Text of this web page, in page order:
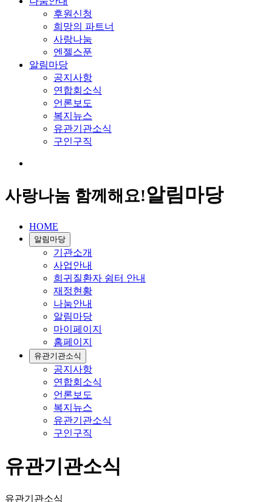
후원신청
희망의 파트너
사랑나눔
엔젤스푼
알림마당
공지사항
연합회소식
언론보도
복지뉴스
유관기관소식
구인구직
사랑나눔 함께해요!알림마당
HOME
알림마당
기관소개
사업안내
희귀질환자 쉼터 안내
재정현황
나눔안내
알림마당
마이페이지
홈페이지
유관기관소식
공지사항
연합회소식
언론보도
복지뉴스
유관기관소식
구인구직
유관기관소식
유관기관소식